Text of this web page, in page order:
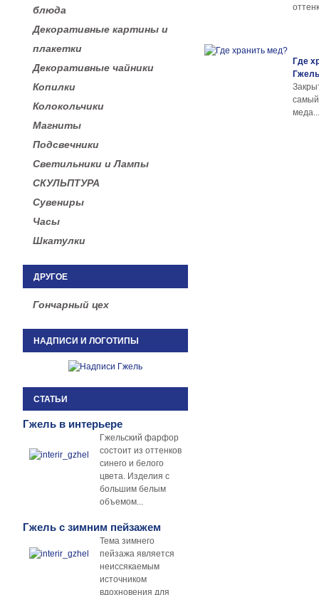
блюда
Декоративные картины и
плакетки
Декоративные чайники
Копилки
Колокольчики
Магниты
Подсвечники
Светильники и Лампы
СКУЛЬПТУРА
Сувениры
Часы
Шкатулки
ДРУГОЕ
Гончарный цех
НАДПИСИ И ЛОГОТИПЫ
СТАТЬИ
Гжель в интерьере
Гжельский фарфор
состоит из оттенков
синего и белого
цвета. Изделия с
большим белым
объемом...
Гжель с зимним пейзажем
Тема зимнего
пейзажа является
неиссякаемым
источником
вдохновения для
Где
Гжель
меда...